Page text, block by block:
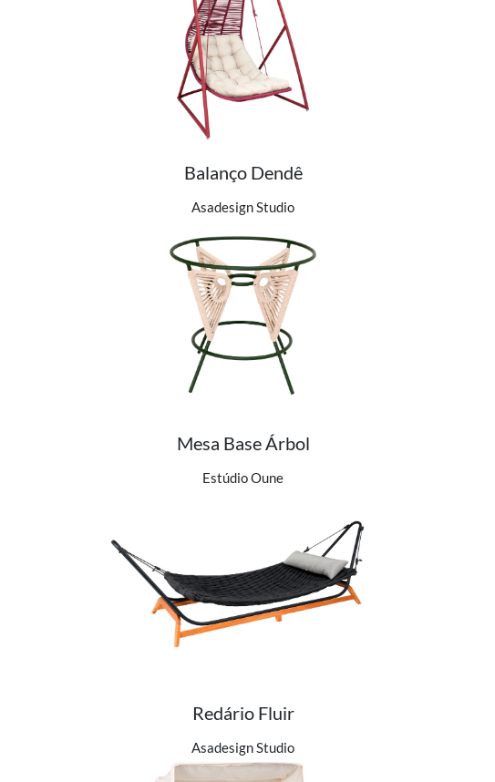
Ver detalhes do produto
Balanço Dendê
Asadesign Studio
Ver detalhes do produto
Mesa Base Árbol
Estúdio Oune
Ver detalhes do produto
Redário Fluir
Asadesign Studio